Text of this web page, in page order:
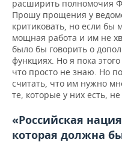
расширить полномочия
Прошу прощения у
критиковать, но если бы
мощная работа и им не
было бы говорить о
функциях. Но я пока
что просто не знаю. Но
считать, что им нужно
те, которые у них есть,
«Российская
которая должна